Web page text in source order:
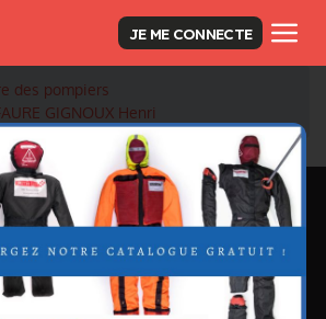
JE ME CONNECTE
des pompiers
GIGNOUX Henri
<Retour à la liste des pompiers
FAURE
GIGNOUX Henri
Grade : Commandant